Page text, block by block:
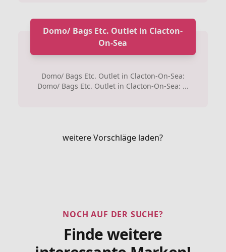
Domo/ Bags Etc. Outlet in Clacton-
On-Sea
Domo/ Bags Etc. Outlet in Clacton-On-Sea:
Domo/ Bags Etc. Outlet in Clacton-On-Sea: ...
weitere Vorschläge laden?
NOCH AUF DER SUCHE?
Finde weitere